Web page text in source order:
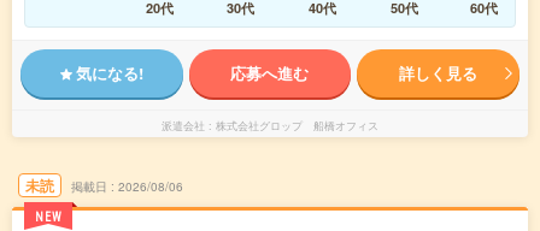
20代
30代 40代 50代 60代
気になる! 応募へ進む 詳しく見る
派遣会社 株式会社グロップ 船橋オフィス
未読
NEW
掲載日 2026/08/06